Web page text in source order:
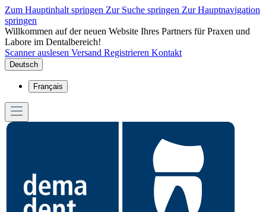
Zum Hauptinhalt springen Zur Suche springen Zur Hauptnavigation
springen
Willkommen auf der neuen Website Ihres Partners für Praxen und
Labore im Dentalbereich!
Scanner auslesen Versand Registrieren Kontakt
Deutsch
Français